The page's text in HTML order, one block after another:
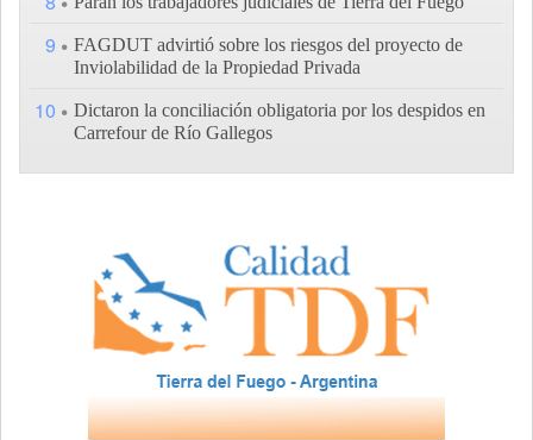
9
FAGDUT advirtió sobre los riesgos del proyecto de
Inviolabilidad de la Propiedad Privada
10
Dictaron la conciliación obligatoria por los despidos en
Carrefour de Río Gallegos